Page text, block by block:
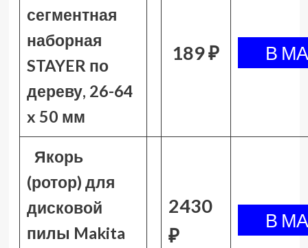
сегментная
наборная
STAYER по
дереву, 26-64
x 50 мм
189 ₽
Якорь
(ротор) для
дисковой
пилы Makita
2430
₽